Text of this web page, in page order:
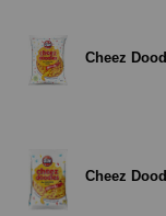
Cheez
Cheez